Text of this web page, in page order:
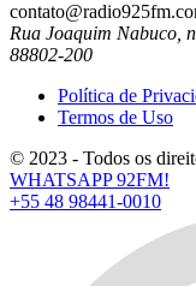
Rua Joaquim Nabuco,
88802-200
Política de
Termos de Uso
© 2023 - Todos os
WHATSAPP 92FM!
+55 48 98441-0010